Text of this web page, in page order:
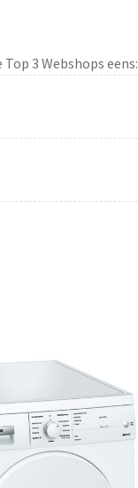
3 Webshops eens: